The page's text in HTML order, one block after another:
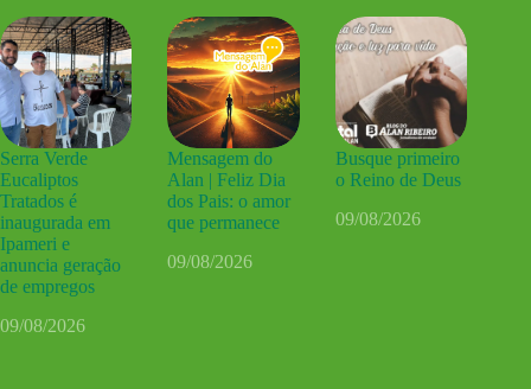
Serra Verde
Eucaliptos
Tratados é
inaugurada em
Ipameri e
anuncia geração
de empregos
09/08/2026
Mensagem do
Alan | Feliz Dia
dos Pais: o amor
que permanece
09/08/2026
Busque primeiro
o Reino de Deus
09/08/2026